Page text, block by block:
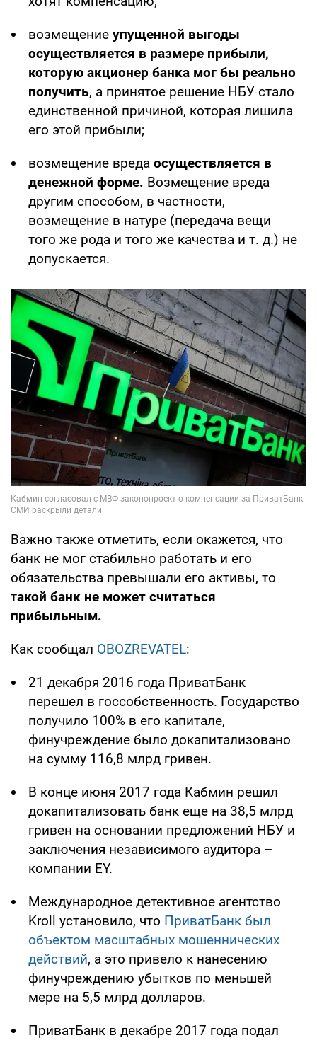
возмещение упущенной выгоды
осуществляется в размере прибыли,
которую акционер банка мог бы реально
получить, а принятое решение НБУ стало
единственной причиной, которая лишила
его этой прибыли;
возмещение вреда осуществляется в
денежной форме. Возмещение вреда
другим способом, в частности,
возмещение в натуре (передача вещи
того же рода и того же качества и т. д.) не
допускается.
Важно также отметить, если окажется, что
банк не мог стабильно работать и его
обязательства превышали его активы, то
такой банк не может считаться
прибыльным.
Как сообщал OBOZREVATEL:
21 декабря 2016 года ПриватБанк
перешел в госсобственность. Государство
получило 100% в его капитале,
финучреждение было докапитализовано
на сумму 116,8 млрд гривен.
В конце июня 2017 года Кабмин решил
докапитализовать банк еще на 38,5 млрд
гривен на основании предложений НБУ и
заключения независимого аудитора –
компании EY.
Международное детективное агентство
Kroll установило, что ПриватБанк был
объектом масштабных мошеннических
действий, а это привело к нанесению
финучреждению убытков по меньшей
мере на 5,5 млрд долларов.
ПриватБанк в декабре 2017 года подал